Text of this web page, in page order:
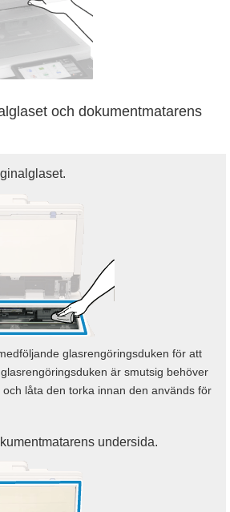
och dokumentmatarens
glasrengöringsduken för att
är smutsig behöver
låta den torka innan den används för
undersida.